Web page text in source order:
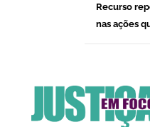
Recurso
nas ações